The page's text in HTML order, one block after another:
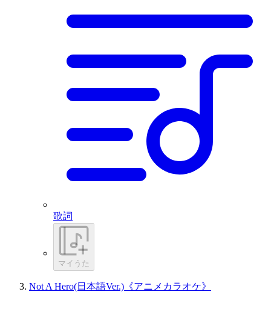
歌詞
マイうた
Not A Hero(日本語Ver.)《アニメカラオケ》